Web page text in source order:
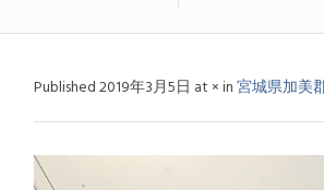
Published2019年3月5日 at × in宮城県加美